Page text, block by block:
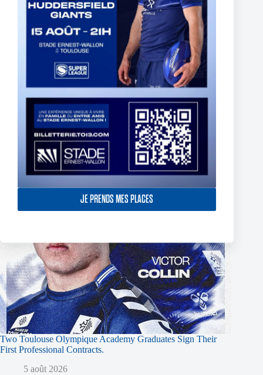
JE PRENDS MES PLACES
The End of Reubenn Rennie’s Olympian Journey
6 août 2026
Two Toulouse Olympique Academy Graduates Sign Their
First Professional Contracts.
5 août 2026